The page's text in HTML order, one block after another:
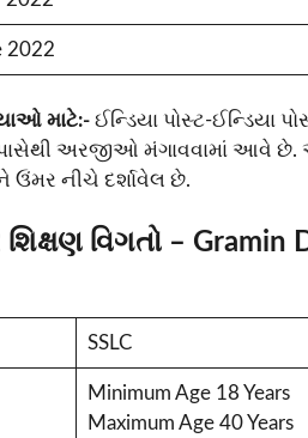
2022
માટે:- ઈન્ડિયા પોસ્ટ-ઈન્ડિયા
પાસેથી અરજીઓ મંગાવવામાં
ઉંમર નીચે દર્શાવેલ છે.
વિગતો – Gramin
SSLC
Minimum Age 18 Years
Maximum Age 40 Years